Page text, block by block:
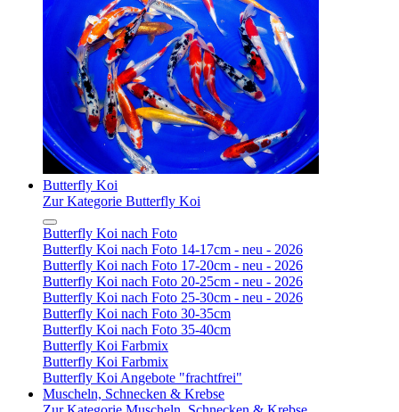
Butterfly Koi
Zur Kategorie Butterfly Koi
Butterfly Koi nach Foto
Butterfly Koi nach Foto 14-17cm - neu - 2026
Butterfly Koi nach Foto 17-20cm - neu - 2026
Butterfly Koi nach Foto 20-25cm - neu - 2026
Butterfly Koi nach Foto 25-30cm - neu - 2026
Butterfly Koi nach Foto 30-35cm
Butterfly Koi nach Foto 35-40cm
Butterfly Koi Farbmix
Butterfly Koi Farbmix
Butterfly Koi Angebote "frachtfrei"
Muscheln, Schnecken & Krebse